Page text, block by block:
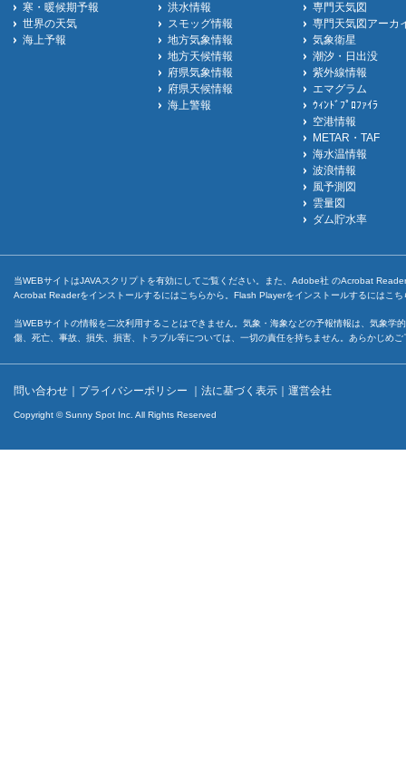
寒・暖候期予報
世界の天気
海上予報
洪水情報
スモッグ情報
地方気象情報
地方天候情報
府県気象情報
府県天候情報
海上警報
専門天気図
専門天気図アーカ
気象衛星
潮汐・日出没
紫外線情報
エマグラム
ｳｨﾝﾄﾞﾌﾟﾛﾌｧｲﾗ
空港情報
METAR・TAF
海水温情報
波浪情報
風予測図
雲量図
ダム貯水率
当WEBサイトはJAVAスクリプトを有効にしてご覧ください。また、Adobe社 のAcrobat
Acrobat Readerをインストールするには こちらから。Flash Playerをインストールするには こち
当WEBサイトの情報を二次利用することはできません。気象・海象などの予報情報は、気象
傷、死亡、事故、損失、損害、トラブル等については、一切の責任を持ちません。あらかじめ
問い合わせ ｜ プライバシーポリシー ｜ 法に基づく表示 ｜ 運営会社
Copyright © Sunny Spot Inc. All Rights Reserved